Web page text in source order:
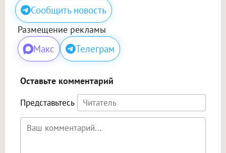
Сообщить новость
Размещение рекламы
Макс Телеграм
Оставьте комментарий
Представьтесь